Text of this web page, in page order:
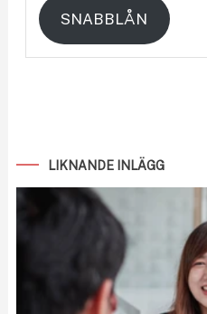
SNABBLÅN
LIKNANDE INLÄGG